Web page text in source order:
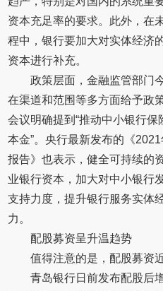
资本充足率的要求。此外，在
程中，银行要加大对实体经济
资本进行补充。
政策层面，金融监管部门
在渠道和范围等多方面给予政
会议明确提到“推动中小银行
本金”。央行最新发布的《
报告》也表示，健全可持续的
业银行资本，加大对中小银行
支持力度，提升银行服务实体
力。
配股募资呈升温趋势
值得注意的是，配股募资
青岛银行日前发布配股后